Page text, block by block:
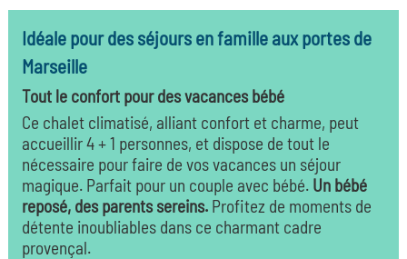
Idéale pour des séjours en famille aux portes de
Marseille
Tout le confort pour des vacances bébé
Ce chalet climatisé, alliant confort et charme, peut
accueillir 4 + 1 personnes, et dispose de tout le
nécessaire pour faire de vos vacances un séjour
magique. Parfait pour un couple avec bébé. Un bébé
reposé, des parents sereins.Profitez de moments de
détente inoubliables dans ce charmant cadre
provençal.